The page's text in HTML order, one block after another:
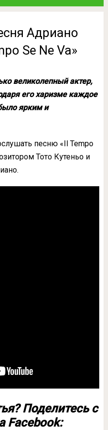
Адриано
Se Ne Va»
великолепный актер,
его харизме каждое
ярким и
песню «Il Tempo
Тото Кутеньо и
Поделитесь с
Facebook: